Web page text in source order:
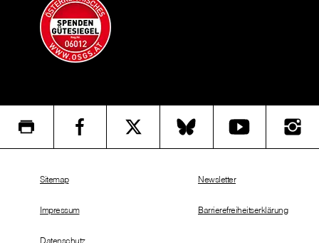
Sitemap
Impressum
Datenschutz
Newsletter
Barrierefreiheitserklärung